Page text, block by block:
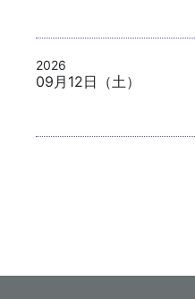
2026
09月12日（土）